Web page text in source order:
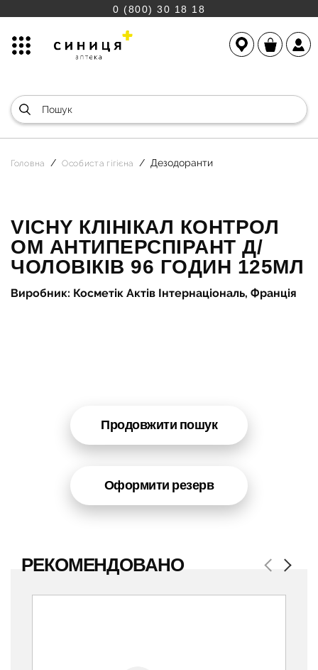
0 (800) 30 18 18
Головна Особиста гігієна Дезодоранти
VICHY КЛІНІКАЛ КОНТРОЛ
ОМ АНТИПЕРСПІРАНТ Д/
ЧОЛОВІКІВ 96 ГОДИН 125МЛ
Виробник: Косметік Актів Інтернаціональ, Франція
Продовжити пошук
Оформити резерв
РЕКОМЕНДОВАНО Previous
Next